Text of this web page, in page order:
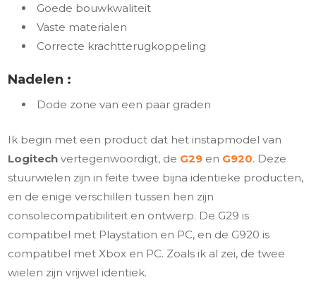
Goede bouwkwaliteit
Vaste materialen
Correcte krachtterugkoppeling
Nadelen :
Dode zone van een paar graden
Ik begin met een product dat het instapmodel van
Logitech vertegenwoordigt, de G29 en G920. Deze
stuurwielen zijn in feite twee bijna identieke producten,
en de enige verschillen tussen hen zijn
consolecompatibiliteit en ontwerp. De G29 is
compatibel met Playstation en PC, en de G920 is
compatibel met Xbox en PC. Zoals ik al zei, de twee
wielen zijn vrijwel identiek.